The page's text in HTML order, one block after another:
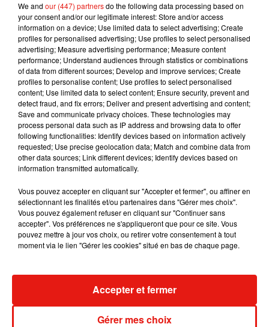
7 août 2026
Julien Lieb s’essaye à la vie de chatelain
dans son nouveau clip
7 août 2026
Madonna sort enfin le remix de « Love
Sensation » avec Kylie Minogue
7 août 2026
Tayc et Didi B dévoilent le single le plus
dansant de l’année
7 août 2026
We and our (447) partnersdo the following data processing based on
your consent and/or our legitimate interest: Store and/or access
information on a device; Use limited data to select advertising; Create
profiles for personalised advertising; Use profiles to select personalised
advertising; Measure advertising performance; Measure content
performance; Understand audiences through statistics or combinations
of data from different sources; Develop and improve services; Create
profiles to personalise content; Use profiles to select personalised
content; Use limited data to select content; Ensure security, prevent and
detect fraud, and fix errors; Deliver and present advertising and content;
Save and communicate privacy choices. These technologies may
process personal data such as IP address and browsing data to offer
following functionalities: Identify devices based on information actively
requested; Use precise geolocation data; Match and combine data from
other data sources; Link different devices; Identify devices based on
information transmitted automatically.
Vous pouvez accepter en cliquant sur "Accepter et fermer", ou affiner en
sélectionnant les finalités et/ou partenaires dans "Gérer mes choix".
Vous pouvez également refuser en cliquant sur "Continuer sans
accepter". Vos préférences ne s'appliqueront que pour ce site. Vous
pouvez mettre à jour vos choix, ou retirer votre consentement à tout
moment via le lien "Gérer les cookies" situé en bas de chaque page.
Gérer mes choix
Accepter et fermer